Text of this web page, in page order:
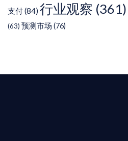
支付(84) 行业观察 (361)
(63) 预测市场 (76)